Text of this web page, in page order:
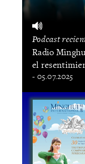
Podcast
Radio
el
- 05.07.2025